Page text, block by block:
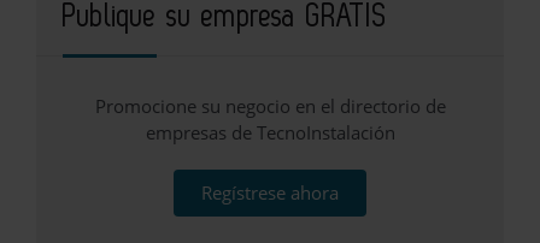
Publique su empresa GRATIS
Promocione su negocio en el directorio de
empresas de TecnoInstalación
Regístrese ahora